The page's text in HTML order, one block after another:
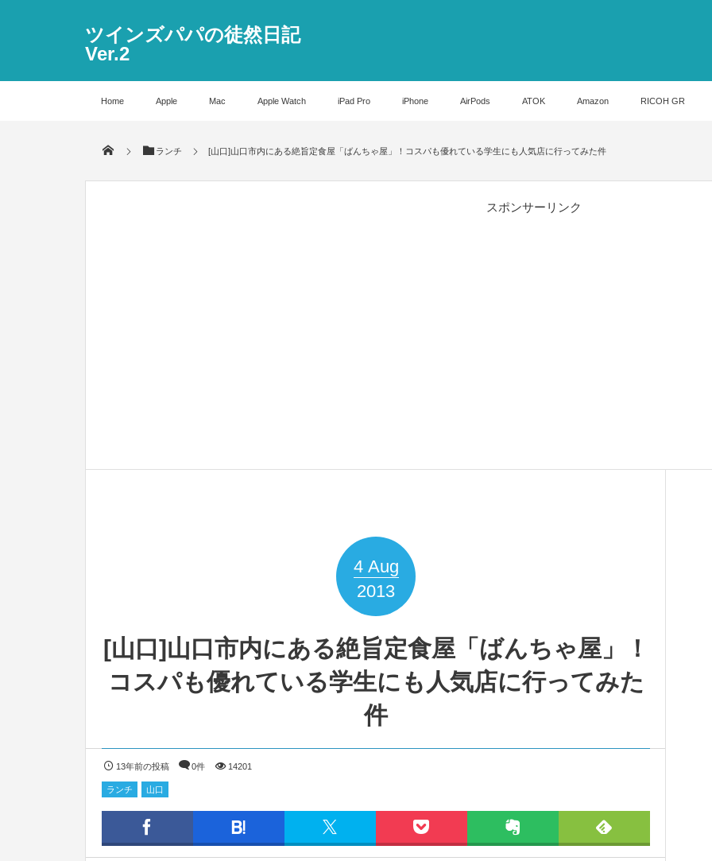
ツインズパパの徒然日記
Ver.2
Home Apple Mac Apple Watch iPad Pro iPhone AirPods ATOK Amazon RICOH GR
ランチ [山口]山口市内にある絶旨定食屋「ばんちゃ屋」！コスパも優れている学生にも人気店に行ってみた件
スポンサーリンク
4 Aug
2013
[山口]山口市内にある絶旨定食屋「ばんちゃ屋」！
コスパも優れている学生にも人気店に行ってみた
件
13年前の投稿 0件 14201
ランチ 山口